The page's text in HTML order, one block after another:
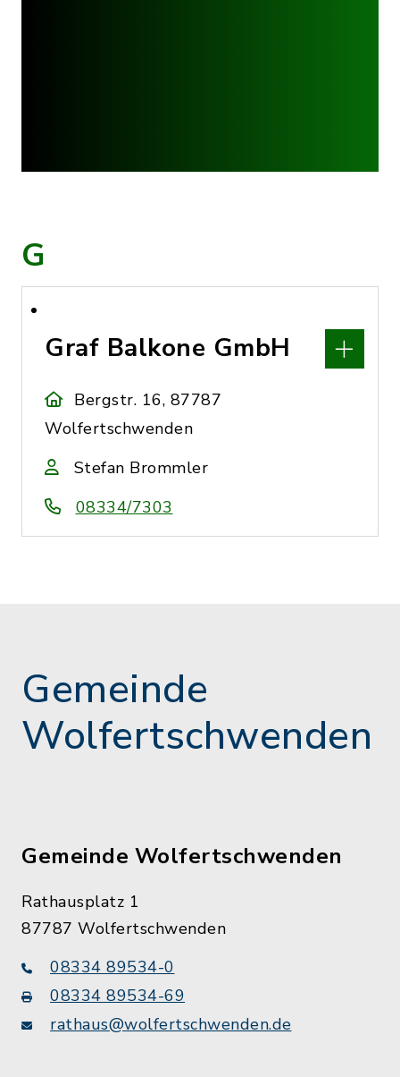
G
Graf Balkone GmbH
Bergstr. 16, 87787
Wolfertschwenden
Stefan Brommler
08334/7303
Gemeinde
Wolfertschwenden
Gemeinde Wolfertschwenden
Rathausplatz 1
87787 Wolfertschwenden
08334 89534-0
08334 89534-69
rathaus@wolfertschwenden.de